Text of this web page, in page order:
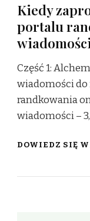
Kiedy
portalu
Część 1:
wiadomości do
randkowania
wiadomości –
DOWIEDZ SIĘ